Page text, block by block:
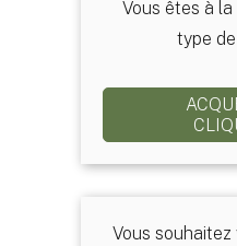
Vous êtes à
type
Vous